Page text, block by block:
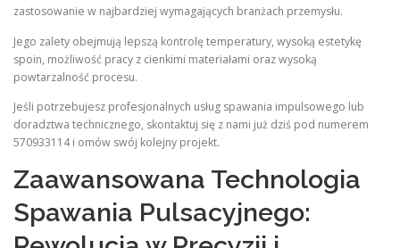
zastosowanie w najbardziej wymagających branżach przemysłu.
Jego zalety obejmują lepszą kontrolę temperatury, wysoką estetykę
spoin, możliwość pracy z cienkimi materiałami oraz wysoką
powtarzalność procesu.
Jeśli potrzebujesz profesjonalnych usług spawania impulsowego lub
doradztwa technicznego, skontaktuj się z nami już dziś pod numerem
570933114 i omów swój kolejny projekt.
Zaawansowana Technologia
Spawania Pulsacyjnego: